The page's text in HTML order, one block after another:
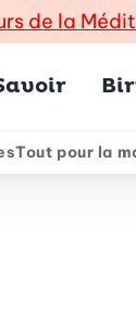
de la
Tout pour la